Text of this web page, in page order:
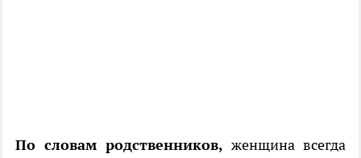
По словам родственников, женщина всегда